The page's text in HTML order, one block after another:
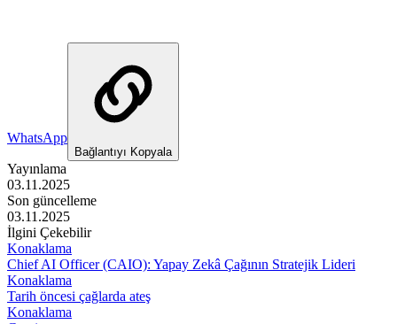
WhatsApp
Bağlantıyı Kopyala
Yayınlama
03.11.2025
Son güncelleme
03.11.2025
İlgini Çekebilir
Konaklama
Chief AI Officer (CAIO): Yapay Zekâ Çağının Stratejik Lideri
Konaklama
Tarih öncesi çağlarda ateş
Konaklama